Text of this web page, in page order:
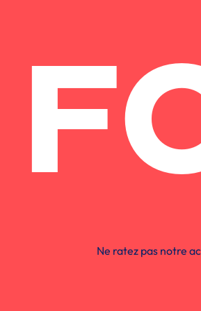
Ne ratez pas notre